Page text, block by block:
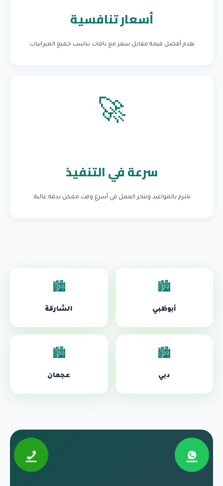
أسعار تنافسية
نقدم أفضل قيمة مقابل سعر مع باقات تناسب جميع الميزانيات.
🚀
سرعة في التنفيذ
نلتزم بالمواعيد وننجز العمل في أسرع وقت ممكن بدقة عالية.
🏙️
أبوظبي
🏙️
الشارقة
🏙️
دبي
🏙️
عجمان